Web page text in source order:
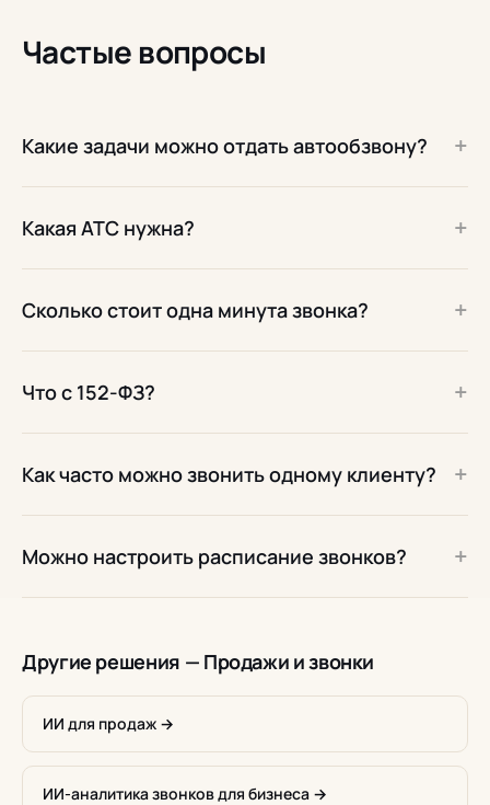
Частые вопросы
Какие задачи можно отдать автообзвону? +
Какая АТС нужна? +
Сколько стоит одна минута звонка? +
Что с 152-ФЗ? +
Как часто можно звонить одному клиенту? +
Можно настроить расписание звонков? +
Другие решения — Продажи и звонки
ИИ для продаж →
ИИ-аналитика звонков для бизнеса →